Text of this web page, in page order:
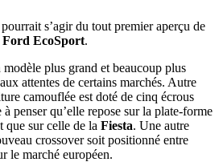
s’agir du tout premier aperçu de
Ford EcoSport.
plus grand et beaucoup plus
attentes de certains marchés. Autre
camouflée est doté de cinq écrous
penser qu’elle repose sur la plate-forme
que sur celle de la Fiesta. Une autre
crossover soit positionné entre
le marché européen.